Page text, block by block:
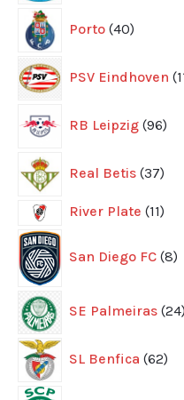
Porto 40
PSV Eindhoven
RB Leipzig 96
Real Betis 37
River Plate 1111
San Diego FC 8
SE Palmeiras 24
SL Benfica 62